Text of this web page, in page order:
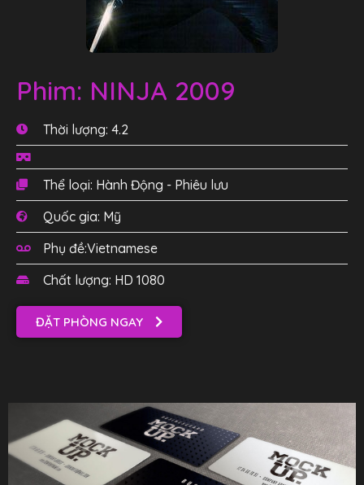
Phim: NINJA 2009
Thời lượng: 4.2
Thể loại: Hành Động - Phiêu lưu
Quốc gia: Mỹ
Phụ đề:Vietnamese
Chất lượng: HD 1080
ĐẶT PHÒNG NGAY